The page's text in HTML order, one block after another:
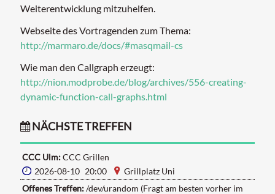
Weiterentwicklung mitzuhelfen.
Webseite des Vortragenden zum Thema:
http://marmaro.de/docs/#masqmail-cs
Wie man den Callgraph erzeugt:
http://nion.modprobe.de/blog/archives/556-creating-
dynamic-function-call-graphs.html
NÄCHSTE TREFFEN
CCC Ulm:CCC Grillen
2026-08-10 20:00
Grillplatz Uni
Offenes Treffen:/dev/urandom (Fragt am besten vorher im